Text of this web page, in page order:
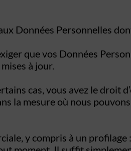
Données Personnelles
que vos Données
à jour.
cas, vous avez le droit
la mesure où nous
y compris à un